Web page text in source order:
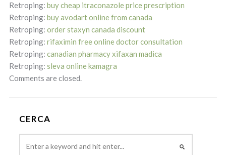
Retroping: buy cheap itraconazole price prescription
Retroping: buy avodart online from canada
Retroping: order staxyn canada discount
Retroping: rifaximin free online doctor consultation
Retroping: canadian pharmacy xifaxan madica
Retroping: sleva online kamagra
Comments are closed.
CERCA